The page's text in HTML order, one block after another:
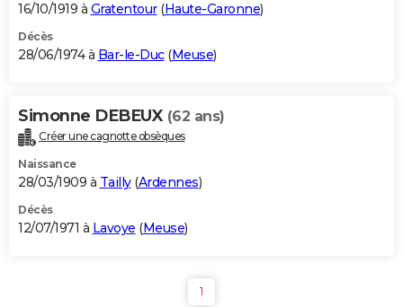
16/10/1919 à Gratentour(Haute-Garonne)
Décès
28/06/1974 à Bar-le-Duc(Meuse)
Simonne DEBEUX (62 ans)
Créer une cagnotte obsèques
Naissance
28/03/1909 à Tailly(Ardennes)
Décès
12/07/1971 à Lavoye (Meuse)
1